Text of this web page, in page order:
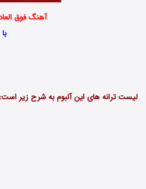
آهنگ فوق
لیست ترانه های این آلبوم به شرح زیر است: